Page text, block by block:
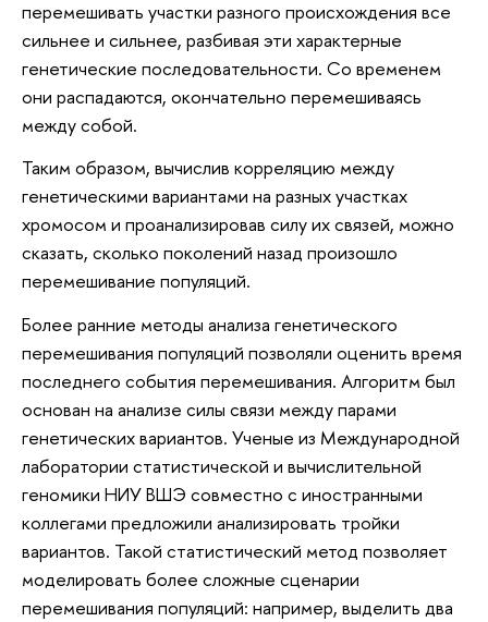
перемешивать участки разного происхождения все
сильнее и сильнее, разбивая эти характерные
генетические последовательности. Со временем
они распадаются, окончательно перемешиваясь
между собой.
Таким образом, вычислив корреляцию между
генетическими вариантами на разных участках
хромосом и проанализировав силу их связей, можно
сказать, сколько поколений назад произошло
перемешивание популяций.
Более ранние методы анализа генетического
перемешивания популяций позволяли оценить время
последнего события перемешивания. Алгоритм был
основан на анализе силы связи между парами
генетических вариантов. Ученые из Международной
лаборатории статистической и вычислительной
геномики НИУ ВШЭ совместно с иностранными
коллегами предложили анализировать тройки
вариантов. Такой статистический метод позволяет
моделировать более сложные сценарии
перемешивания популяций: например, выделить два